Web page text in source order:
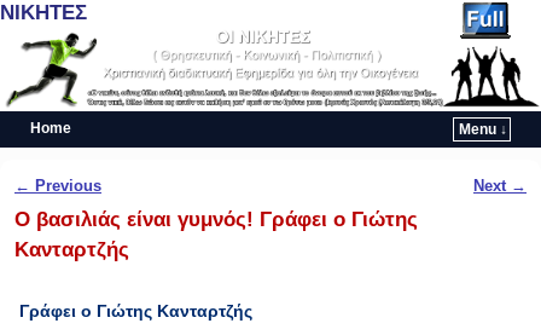
ΝΙΚΗΤΕΣ
Home
Menu ↓
Post navigation
← Previous Next →
Ο βασιλιάς είναι γυμνός! Γράφει ο Γιώτης
Κανταρτζής
Γράφει ο Γιώτης Κανταρτζής